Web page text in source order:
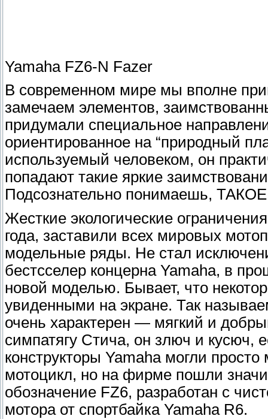
Yamaha FZ6-N Fazer
В современном мире мы вполне
замечаем элементов,
придумали специальное
ориентированное на “природный
используемый человеком, он
попадают такие яркие
Подсознательно понимаешь, ТАКОЕ
Жесткие экологические
года, заставили всех мировых
модельные ряды. Не стал
бестсселер концерна Yamaha, в
новой моделью. Бывает, что
увиденными на экране. Так
очень характерен — мягкий и
симпатягу Стича, он злюч и кусюч,
конструкторы Yamaha могли
мотоцикл, но на фирме пошли
обозначение FZ6, разработан с
мотора от спортбайка Yamaha R6.